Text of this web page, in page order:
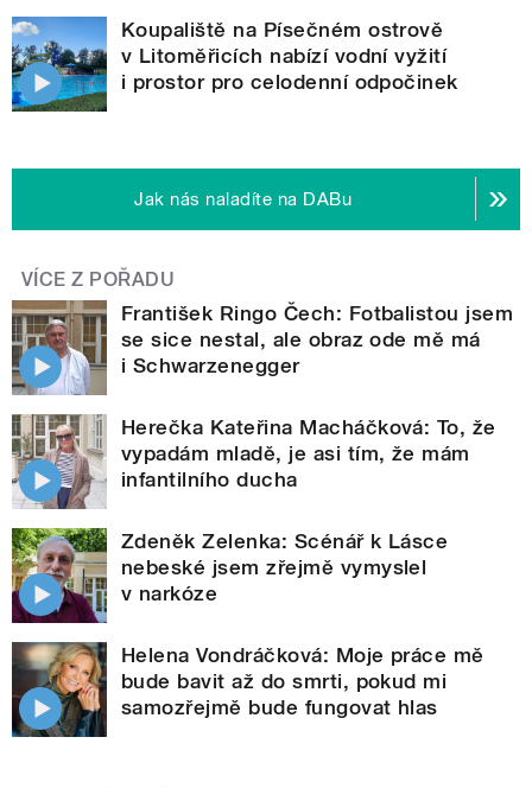
Koupaliště na Písečném ostrově
v Litoměřicích nabízí vodní vyžití
i prostor pro celodenní odpočinek
Jak nás naladíte na DABu
VÍCE Z POŘADU
František Ringo Čech: Fotbalistou jsem
se sice nestal, ale obraz ode mě má
i Schwarzenegger
Herečka Kateřina Macháčková: To, že
vypadám mladě, je asi tím, že mám
infantilního ducha
Zdeněk Zelenka: Scénář k Lásce
nebeské jsem zřejmě vymyslel
v narkóze
Helena Vondráčková: Moje práce mě
bude bavit až do smrti, pokud mi
samozřejmě bude fungovat hlas